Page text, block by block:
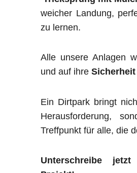
weicher Landung,
zu lernen.
Alle unsere Anlagen
und auf ihre
Ein Dirtpark bringt
Herausforderung,
Treffpunkt für alle, die
Unterschreibe